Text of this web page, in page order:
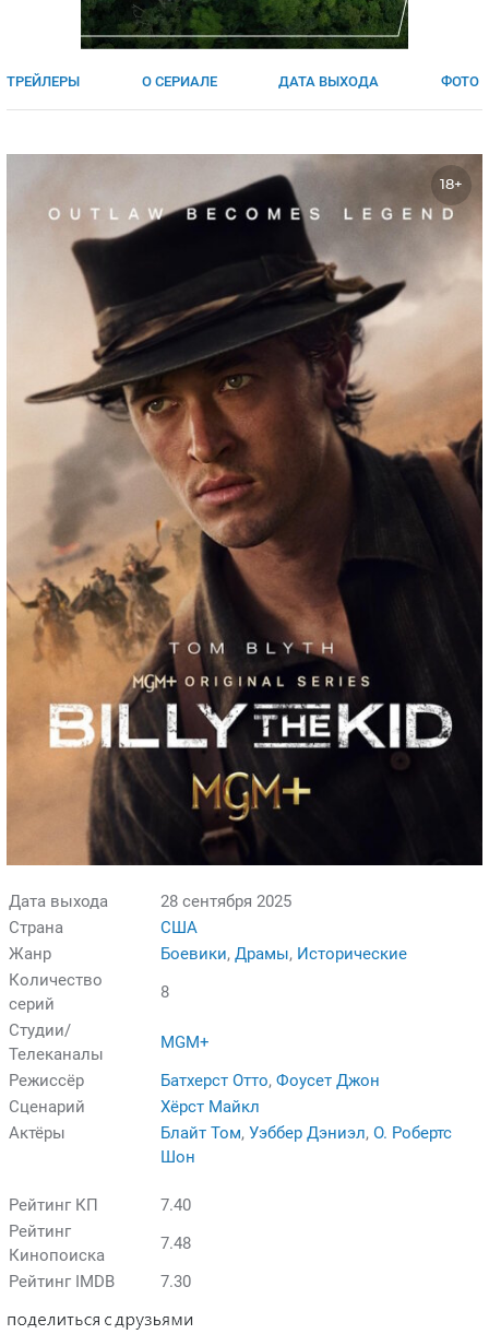
МЕЛОДРАМЫ
ИСПАНИЯ
ФРАНЦИЯ
СВЕТСКИЕ НОВОСТИ
ТРЕЙЛЕРЫ О СЕРИАЛЕ ДАТА ВЫХОДА ФОТО
18+
Дата выхода
28 сентября 2025
Страна
США
Жанр
Боевики, Драмы, Исторические
Количество
серий
8
Студии/
Телеканалы
MGM+
Режиссёр
Батхерст Отто, Фоусет Джон
Сценарий
Хёрст Майкл
Актёры
Блайт Том, Уэббер Дэниэл, О. Робертс
Шон
Рейтинг КП
7.40
Рейтинг
Кинопоиска
7.48
Рейтинг IMDB
7.30